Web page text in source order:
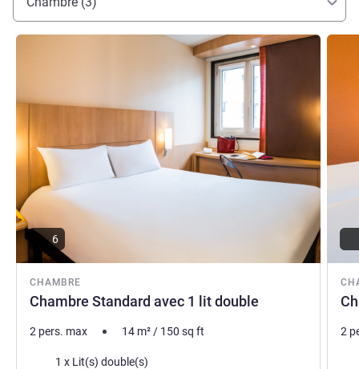
CHAMBRE
Chambre Standard avec 1 lit double
Voir les détails
6
2 pers. max 14 m²/ 150 sq ft
Literie1 x Lit(s) double(s)
Voir
2